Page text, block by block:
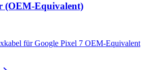
(OEM-Equivalent)
für Google Pixel 7 OEM-Equivalent